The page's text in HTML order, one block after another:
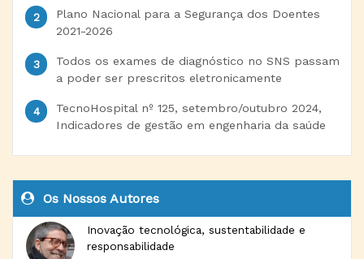
Plano Nacional para a Segurança dos Doentes
2021-2026
Todos os exames de diagnóstico no SNS passam
a poder ser prescritos eletronicamente
TecnoHospital nº 125, setembro/outubro 2024,
Indicadores de gestão em engenharia da saúde
Os Nossos Autores
Inovação tecnológica, sustentabilidade e
responsabilidade